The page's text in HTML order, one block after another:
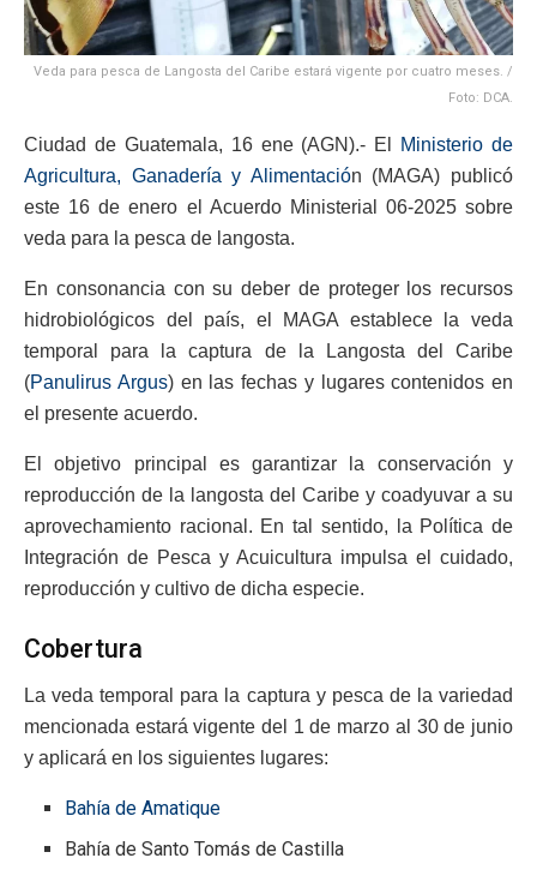
Veda para pesca de Langosta del Caribe estará vigente por cuatro meses. /
Foto: DCA.
Ciudad de Guatemala, 16 ene (AGN).- El
Ministerio de
Agricultura, Ganadería y Alimentación (MAGA) publicó
este 16 de enero el Acuerdo Ministerial 06-2025 sobre
veda para la pesca de langosta.
En consonancia con su deber de proteger los recursos
hidrobiológicos del país, el MAGA establece la veda
temporal para la captura de la Langosta del Caribe
(Panulirus Argus) en las fechas y lugares contenidos en
el presente acuerdo.
El objetivo principal es garantizar la conservación y
reproducción de la langosta del Caribe y coadyuvar a su
aprovechamiento racional. En tal sentido, la Política de
Integración de Pesca y Acuicultura impulsa el cuidado,
reproducción y cultivo de dicha especie.
Cobertura
La veda temporal para la captura y pesca de la variedad
mencionada estará vigente del 1 de marzo al 30 de junio
y aplicará en los siguientes lugares:
Bahía de Amatique
Bahía de Santo Tomás de Castilla